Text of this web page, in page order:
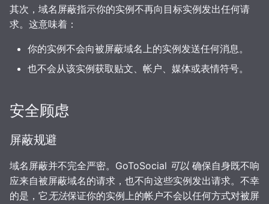
可观测性
其次，域名屏蔽指示你的实例不再向目标实例发出任何请
求。这意味着：
你的实例不会向被屏蔽域名上的实例发送任何消息。
也不会从该实例获取贴文、帐户、媒体或表情符号。
安全顾虑
屏蔽规避
域名屏蔽并不完全严密。GoToSocial 可以 确保自身既不响
应来自被屏蔽域名的请求，也不向这些实例发出请求。不幸
的是，它 无法保证你的实例上的帐户不会以任何方式对被屏